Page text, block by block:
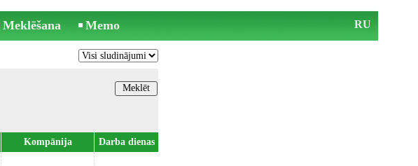
Meklēšana Memo RU
Kompānija Darba dienas